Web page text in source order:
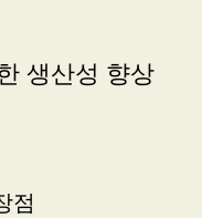
생산성 향상
점